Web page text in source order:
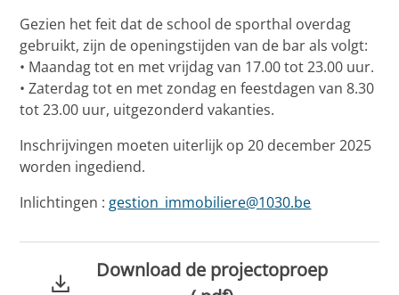
Gezien het feit dat de school de sporthal overdag
gebruikt, zijn de openingstijden van de bar als volgt:
• Maandag tot en met vrijdag van 17.00 tot 23.00 uur.
• Zaterdag tot en met zondag en feestdagen van 8.30
tot 23.00 uur, uitgezonderd vakanties.
Inschrijvingen moeten uiterlijk op 20 december 2025
worden ingediend.
Inlichtingen : gestion_immobiliere@1030.be
Download de projectoproep